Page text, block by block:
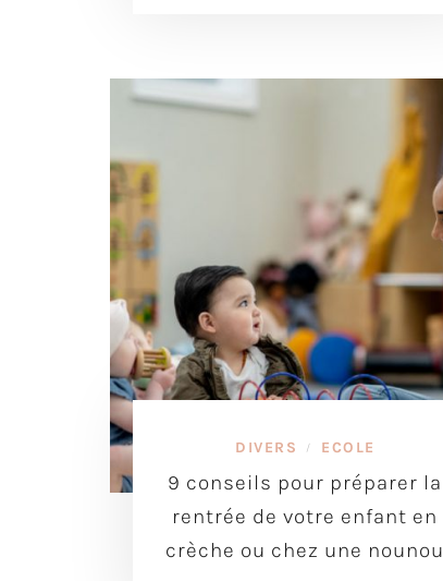
DIVERS / ECOLE
9 conseils pour préparer la
rentrée de votre enfant en
crèche ou chez une nounou